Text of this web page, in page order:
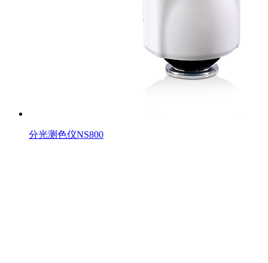
分光测色仪NS800